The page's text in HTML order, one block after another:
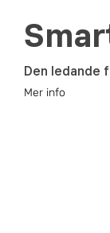
Den ledande
Mer info